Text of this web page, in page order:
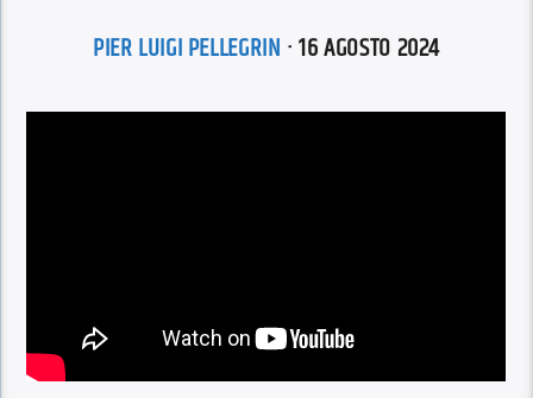
PIER LUIGI PELLEGRIN · 16 AGOSTO 2024